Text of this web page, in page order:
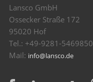
Lansco GmbH
Ossecker Straße 172
95020 Hof
Tel.: +49-9281-5469850
Mail: info@lansco.de